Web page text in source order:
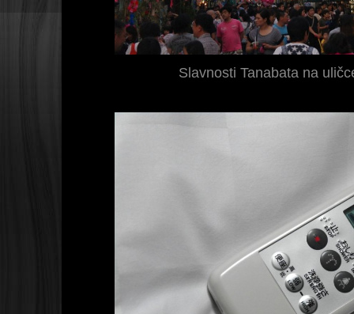
Slavnosti Tanabata na